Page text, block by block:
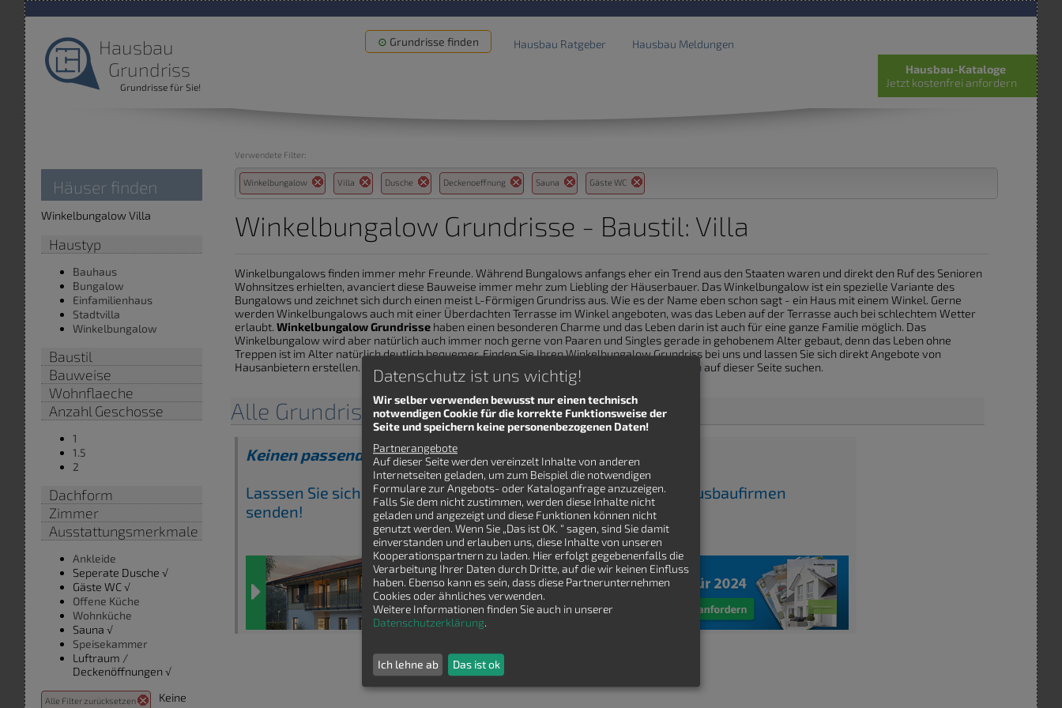
Hausbau
Grundriss
Grundrisse für Sie!
Grundrisse finden Hausbau Ratgeber Hausbau Meldungen
Verwendete Filter:
Winkelbungalow Villa Dusche Deckenoeffnung Sauna Gäste WC
Winkelbungalow Grundrisse - Baustil: Villa
Winkelbungalows finden immer mehr Freunde. Während Bungalows anfangs eher ein Trend aus den Staaten waren und direkt den Ruf des Senioren
Wohnsitzes erhielten, avanciert diese Bauweise immer mehr zum Liebling der Häuserbauer. Das Winkelbungalow ist ein spezielle Variante des
Bungalows und zeichnet sich durch einen meist L-Förmigen Grundriss aus. Wie es der Name eben schon sagt - ein Haus mit einem Winkel. Gerne
werden Winkelbungalows auch mit einer Überdachten Terrasse im Winkel angeboten, was das Leben auf der Terrasse auch bei schlechtem Wetter
erlaubt. Winkelbungalow Grundrisse haben einen besonderen Charme und das Leben darin ist auch für eine ganze Familie möglich. Das
Winkelbungalow wird aber natürlich auch immer noch gerne von Paaren und Singles gerade in gehobenem Alter gebaut, denn das Leben ohne
Treppen ist im Alter natürlich deutlich bequemer. Finden Sie Ihren Winkelbungalow Grundriss bei uns und lassen Sie sich direkt Angebote von
Hausanbietern erstellen. Alternativ können Sie auch nach "normalen"
Bungalow Grundrissen auf dieser Seite suchen.
Alle Grundrisse Winkelbungalow Villa
Keinen passenden Winkelbungalow Grundriss gefunden?
Lasssen Sie sich kostenfrei Winkelbungalow Grundrisse von Hausbaufirmen
senden!
Häuser finden
Winkelbungalow Villa
Haustyp
Bauhaus
Bungalow
Einfamilienhaus
Stadtvilla
Winkelbungalow
Baustil
Bauweise
Wohnflaeche
Anzahl Geschosse
1
1.5
2
Dachform
Zimmer
Ausstattungsmerkmale
Ankleide
Seperate Dusche √
Gäste WC √
Offene Küche
Wohnküche
Sauna √
Speisekammer
Luftraum /
Deckenöffnungen √
Alle Filter zurücksetzen Keine
Hausbau-Kataloge
Jetzt kostenfrei anfordern
Datenschutz ist uns wichtig!
Wir selber verwenden bewusst nur einen technisch
notwendigen Cookie für die korrekte Funktionsweise der
Seite und speichern keine personenbezogenen Daten!
Partnerangebote
Auf dieser Seite werden vereinzelt Inhalte von anderen
Internetseiten geladen, um zum Beispiel die notwendigen
Formulare zur Angebots- oder Kataloganfrage anzuzeigen.
Falls Sie dem nicht zustimmen, werden diese Inhalte nicht
geladen und angezeigt und diese Funktionen können nicht
genutzt werden. Wenn Sie „Das ist OK. “ sagen, sind Sie damit
einverstanden und erlauben uns, diese Inhalte von unseren
Kooperationspartnern zu laden. Hier erfolgt gegebenenfalls die
Verarbeitung Ihrer Daten durch Dritte, auf die wir keinen Einfluss
haben. Ebenso kann es sein, dass diese Partnerunternehmen
Cookies oder ähnliches verwenden.
Weitere Informationen finden Sie auch in unserer
Datenschutzerklärung.
Ich lehne ab Das ist ok